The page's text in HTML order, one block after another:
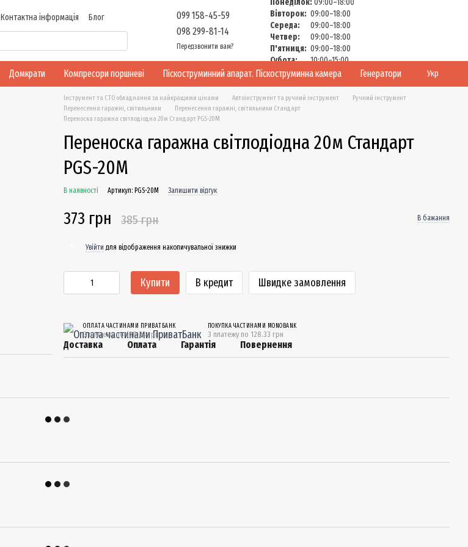
Контактна інформація
Блог
099 158-45-59
098 299-81-14
Передзвонити вам?
Понеділок:09:00–18:00
Вівторок: 09:00–18:00
Середа:
09:00–18:00
Четвер:
09:00–18:00
П'ятниця: 09:00–18:00
Субота:
10:00–15:00
Неділя:
Вихідний
Домкрати Компресори поршневі Піскоструминний апарат. Піскоструминна камера Генератори Укр
Інструмент та СТО обладнання за найкращими цінами Автоінструмент та ручний інструмент
Ручний інструмент
Перенесення гаражні, світильники
Перенесення гаражні, світильники Стандарт
Переноска гаражна світлодіодна 20м Стандарт PGS-20M
Переноска гаражна світлодіодна 20м Стандарт
PGS-20M
В наявності Артикул: PGS-20M Залишити відгук
373 грн 385 грн В бажання
Увійти для відображення накопичувальної знижки
Купити В кредит Швидке замовлення
ОПЛАТА ЧАСТИНАМИ ПРИВАТБАНК
3 платежу по 128.33 грн
ПОКУПКА ЧАСТИНАМИ MONOBANK
3 платежу по 128.33 грн
Доставка Оплата Гарантія Повернення